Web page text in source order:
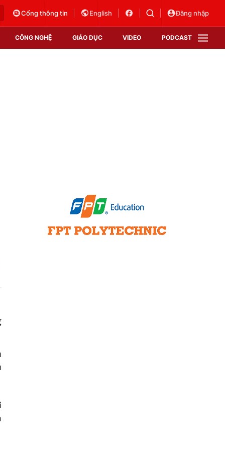
Cổng thông tin English Đăng nhập
CÔNG NGHỆ GIÁO DỤC VIDEO PODCAST
Giao lưu trực tuyến